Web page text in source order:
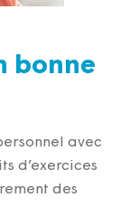
bonne
avec
d’exercices
des